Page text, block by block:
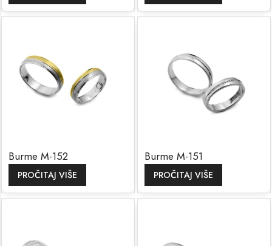
Burme M-152
PROČITAJ VIŠE
Burme M-151
PROČITAJ VIŠE